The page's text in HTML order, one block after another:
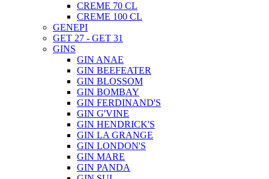
CREME 70 CL
CREME 100 CL
GENEPI
GET 27 - GET 31
GINS
GIN ANAE
GIN BEEFEATER
GIN BLOSSOM
GIN BOMBAY
GIN FERDINAND'S
GIN G'VINE
GIN HENDRICK'S
GIN LA GRANGE
GIN LONDON'S
GIN MARE
GIN PANDA